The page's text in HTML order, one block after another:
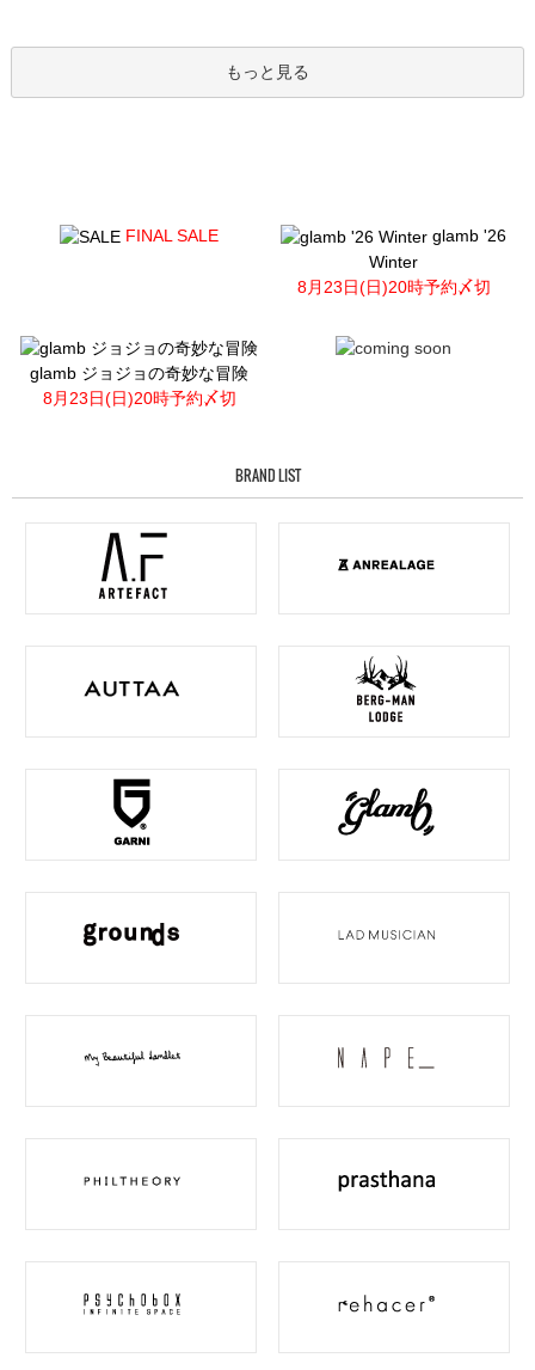
もっと見る
FINAL SALE
glamb '26
Winter
8月23日(日)20時予約〆切
glamb ジョジョの奇妙な冒険
8月23日(日)20時予約〆切
BRAND LIST